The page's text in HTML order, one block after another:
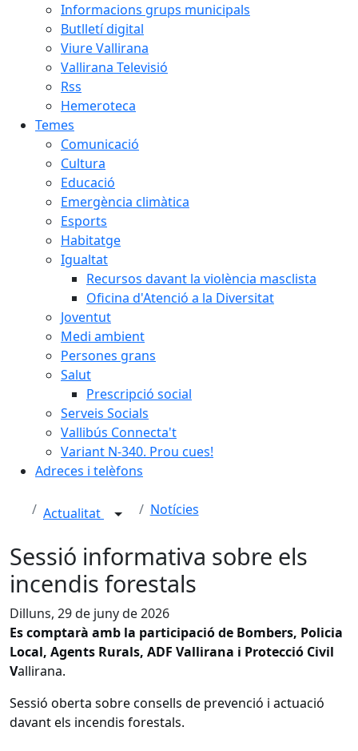
Informacions grups municipals
Butlletí digital
Viure Vallirana
Vallirana Televisió
Rss
Hemeroteca
Temes
Comunicació
Cultura
Educació
Emergència climàtica
Esports
Habitatge
Igualtat
Recursos davant la violència masclista
Oficina d'Atenció a la Diversitat
Joventut
Medi ambient
Persones grans
Salut
Prescripció social
Serveis Socials
Vallibús Connecta't
Variant N-340. Prou cues!
Adreces i telèfons
Actualitat Notícies
Sessió informativa sobre els
incendis forestals
Dilluns, 29 de juny de 2026
Es comptarà amb la participació de Bombers, Policia
Local, Agents Rurals, ADF Vallirana i Protecció Civil
Vallirana.
Sessió oberta sobre consells de prevenció i actuació
davant els incendis forestals.